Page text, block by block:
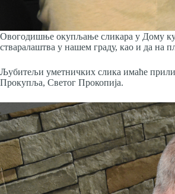
Овогодишње окупљање сликара у Дому
стваралаштва у нашем граду, као и да на
Љубитељи уметничких слика имаће
Прокупља, Светог Прокопија.